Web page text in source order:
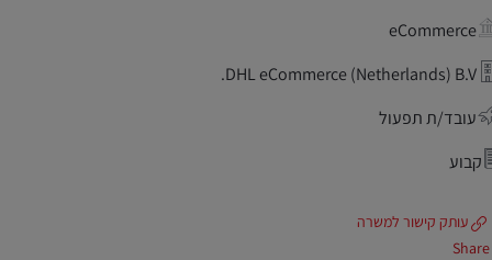
eCommerce
DHL eCommerce (Netherlands) B.V.
עובד/ת תפעול
קבוע
עותק קישור למשרה
Share